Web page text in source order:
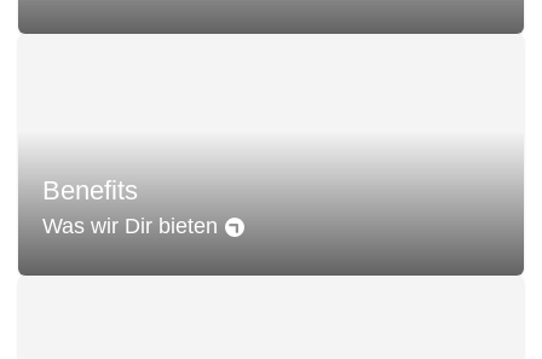
Benefits
Was wir Dir bieten